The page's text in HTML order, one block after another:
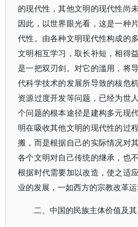
的现代性，其他文明的现代性尚
因此，以世界眼光看，这是一种
代性。由各种文明现代性构成的
文明相互学习，取长补短，相得
是一把双刃剑。对它的滥用，将
代科学技术的发展所导致的核危
资源过度开发等问题，已经为世
个问题的根本途径是建构多元现
明在吸收其他文明的现代性的过
搬，而是根据自己的实际情况对
各个文明对自己传统的继承，也
根据时代需要加以改造，使之适
业的发展，一如西方的宗教改革运
二、中国的民族主体价值及